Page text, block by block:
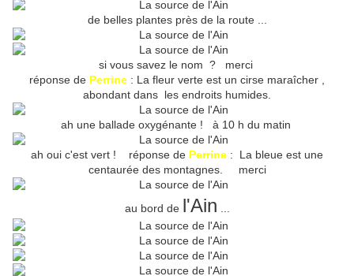
de belles plantes près de la route ...
si vous savez le nom ? merci
réponse de Perrine : La fleur verte est un cirse maraîcher ,
abondant dans les endroits humides.
ah une ballade oxygénante ! à 10 h du matin
ah oui c'est vert ! réponse de Perrine : La bleue est une
centaurée des montagnes. merci
au bord de l'Ain